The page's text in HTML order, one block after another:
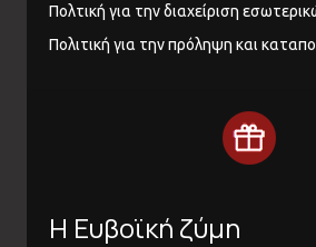
Πολτική για την διαχείριση
Πολιτική για την πρόληψη και
Η Ευβοϊκή ζύμη